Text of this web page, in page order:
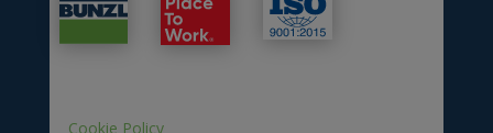
Cookie Policy